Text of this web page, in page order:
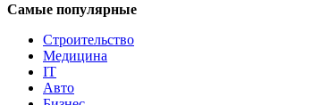
Самые популярные
Строительство
Медицина
IT
Авто